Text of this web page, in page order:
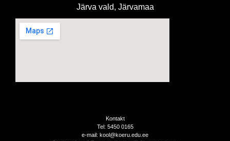
Järva vald, Järvamaa
Kontakt
Tel: 5450 0165
e-mail: kool@koeru.edu.ee